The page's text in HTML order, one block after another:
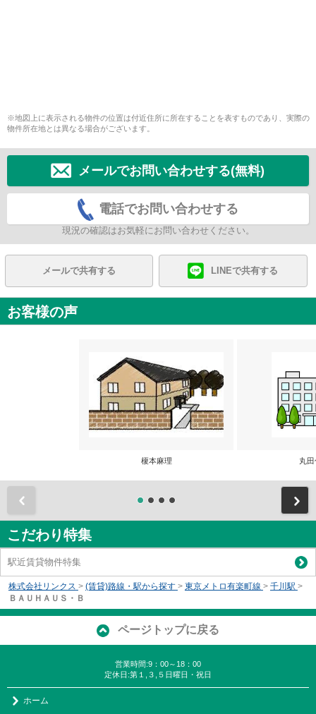
※地図上に表示される物件の位置は付近住所に所在することを表すものであり、実際の
物件所在地とは異なる場合がございます。
メールでお問い合わせする(無料)
電話でお問い合わせする
現況の確認はお気軽にお問い合わせください。
メールで共有する LINEで共有する
お客様の声
榎本麻理 丸
こだわり特集
駅近賃貸物件特集
株式会社リンクス > (賃貸)路線・駅から探す > 東京メトロ有楽町線 > 千川駅 >
ＢＡＵＨＡＵＳ・Ｂ
ページトップに戻る
営業時間:9：00～18：00
定休日:第１,３,５日曜日・祝日
ホーム